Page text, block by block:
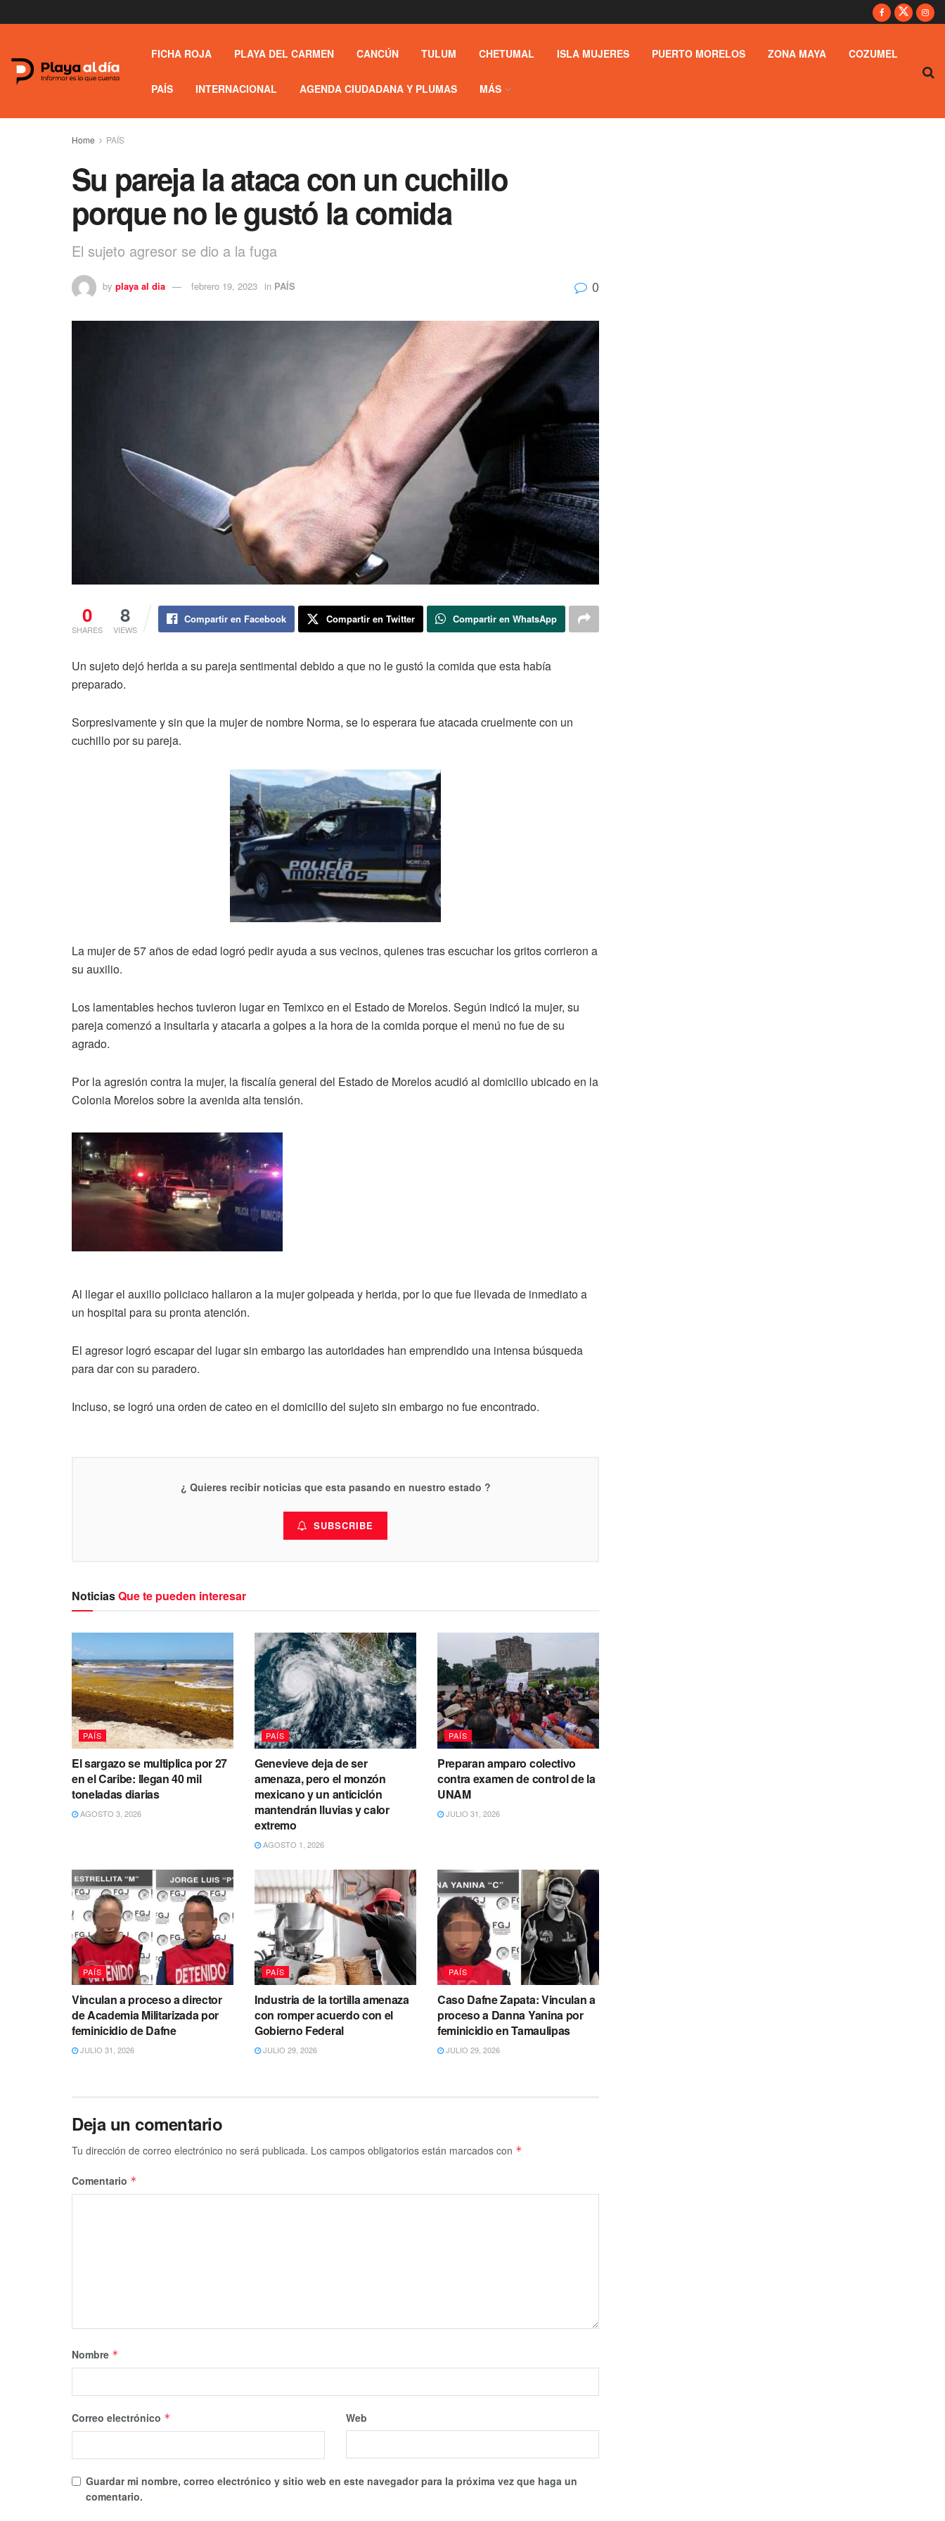
FICHA ROJA PLAYA DEL CARMEN CANCÚN TULUM CHETUMAL ISLA MUJERES PUERTO MORELOS ZONA MAYA COZUMEL
PAÍS INTERNACIONAL AGENDA CIUDADANA Y PLUMAS MÁS
Home PAÍS
Su pareja la ataca con un cuchillo
porque no le gustó la comida
El sujeto agresor se dio a la fuga
by playa al dia febrero 19, 2023 in PAÍS 0
0
SHARES
8
VIEWS
Compartir en Facebook Compartir en Twitter Compartir en WhatsApp
Un sujeto dejó herida a su pareja sentimental debido a que no le gustó la comida que esta había
preparado.
Sorpresivamente y sin que la mujer de nombre Norma, se lo esperara fue atacada cruelmente con un
cuchillo por su pareja.
La mujer de 57 años de edad logró pedir ayuda a sus vecinos, quienes tras escuchar los gritos corrieron a
su auxilio.
Los lamentables hechos tuvieron lugar en Temixco en el Estado de Morelos. Según indicó la mujer, su
pareja comenzó a insultarla y atacarla a golpes a la hora de la comida porque el menú no fue de su
agrado.
Por la agresión contra la mujer, la fiscalía general del Estado de Morelos acudió al domicilio ubicado en la
Colonia Morelos sobre la avenida alta tensión.
Al llegar el auxilio policiaco hallaron a la mujer golpeada y herida, por lo que fue llevada de inmediato a
un hospital para su pronta atención.
El agresor logró escapar del lugar sin embargo las autoridades han emprendido una intensa búsqueda
para dar con su paradero.
Incluso, se logró una orden de cateo en el domicilio del sujeto sin embargo no fue encontrado.
¿ Quieres recibir noticias que esta pasando en nuestro estado ?
SUBSCRIBE
NoticiasQue te pueden interesar
PAÍS
El sargazo se multiplica por 27
en el Caribe: llegan 40 mil
toneladas diarias
AGOSTO 3, 2026
PAÍS
Genevieve deja de ser
amenaza, pero el monzón
mexicano y un anticiclón
mantendrán lluvias y calor
extremo
AGOSTO 1, 2026
PAÍS
Preparan amparo colectivo
contra examen de control de la
UNAM
JULIO 31, 2026
PAÍS
Vinculan a proceso a director
de Academia Militarizada por
feminicidio de Dafne
JULIO 31, 2026
PAÍS
Industria de la tortilla amenaza
con romper acuerdo con el
Gobierno Federal
JULIO 29, 2026
PAÍS
Caso Dafne Zapata: Vinculan a
proceso a Danna Yanina por
feminicidio en Tamaulipas
JULIO 29, 2026
Deja un comentario
Tu dirección de correo electrónico no será publicada. Los campos obligatorios están marcados con *
Comentario *
Nombre *
Correo electrónico * Web
Guardar mi nombre, correo electrónico y sitio web en este navegador para la próxima vez que haga un
comentario.